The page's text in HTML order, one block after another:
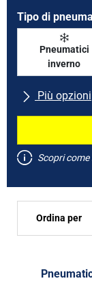
Tipo di
Pneumatici
inverno
Più opzioni
Tutte le marche
Tipo di vettura
Run flat
Scopri
Ordina per
Tipo di